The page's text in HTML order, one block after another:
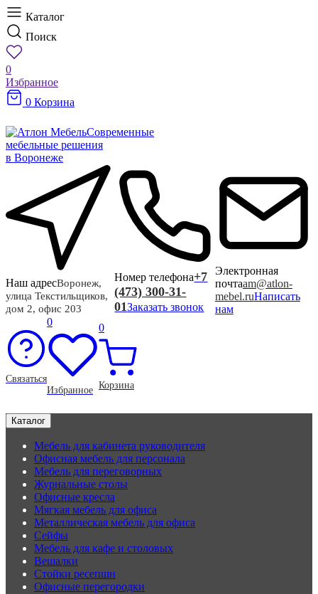
Каталог
Поиск
0
Избранное
0 Корзина
Современные
мебельные решения
в Воронеже
Наш адресВоронеж,
улица Текстильщиков,
дом 2, офис 203
Номер телефона+7
(473) 300-31-
01Заказать звонок
Электронная
почтаam@atlon-
mebel.ruНаписать
нам
Связаться
0
Избранное
0
Корзина
Каталог
Мебель для кабинета руководителя
Офисная мебель для персонала
Мебель для переговорных
Журнальные столы
Офисные кресла
Мягкая мебель для офиса
Металлическая мебель для офиса
Сейфы
Мебель для кафе и столовых
Вешалки
Стойки ресепшн
Офисные перегородки